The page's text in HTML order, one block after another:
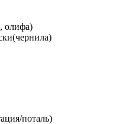
олифа)
поталь)